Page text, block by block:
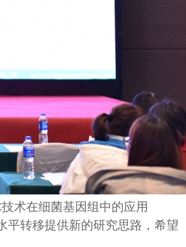
术在细菌基因组中的应用
平转移提供新的研究思路，希望